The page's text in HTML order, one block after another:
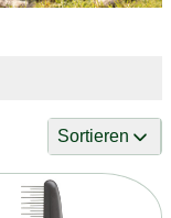
Sortieren